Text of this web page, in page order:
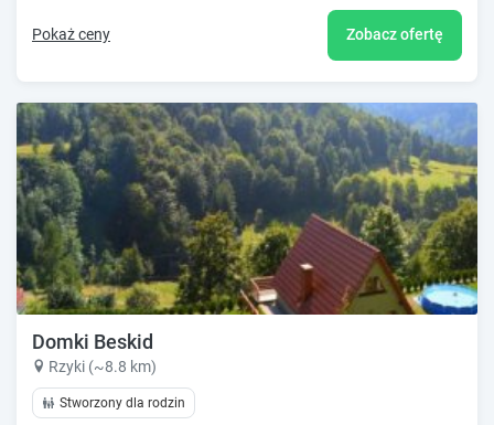
Pokaż ceny Zobacz ofertę
Domki Beskid
Rzyki (~8.8 km)
Stworzony dla rodzin